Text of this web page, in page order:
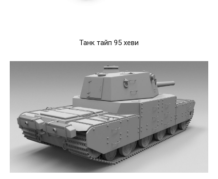
Танк тайп 95 хеви